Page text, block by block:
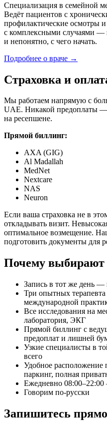
Специализация в семейной
Ведёт пациентов с
профилактические осмотры и
с комплексными случаями —
и непонятно, с чего начать.
Подробнее о враче →
Страховка и
Мы работаем напрямую с
UAE. Никакой предоплаты —
на ресепшене.
Прямой биллинг:
AXA (GIG)
Al Madallah
MedNet
Nextcare
NAS
Neuron
Если ваша страховка не в
откладывать визит.
оптимальное возмещение.
подготовить документы для
Почему выбирают
Запись в тот же день
Три опытных
международной
Все исследования на
лаборатория, ЭКГ
Прямой биллинг с
предоплат и лишней
Узкие специалисты в
всего
Удобное расположение
паркинг, полная
Ежедневно
Говорим по-русски
Запишитесь